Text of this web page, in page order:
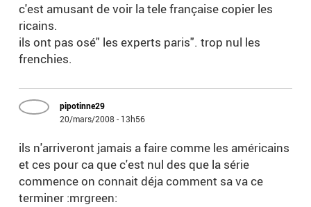
c'est amusant de voir la tele française copier les
ricains.
ils ont pas osé" les experts paris". trop nul les
frenchies.
pipotinne29
20/mars/2008 - 13h56
ils n'arriveront jamais a faire comme les américains
et ces pour ca que c'est nul des que la série
commence on connait déja comment sa va ce
terminer :mrgreen: